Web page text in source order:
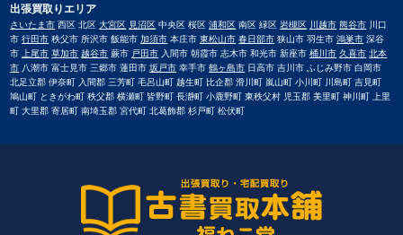
出張買取りエリア
さいたま市 西区 北区大宮区 見沼区 中央区 桜区浦和区 南区 緑区岩槻区 川越市 熊谷市 川口
市行田市 秩父市 所沢市 飯能市加須市 本庄市東松山市 春日部市 狭山市 羽生市鴻巣市 深谷
市上尾市 草加市 越谷市 蕨市 戸田市 入間市 朝霞市 志木市 和光市 新座市桶川市 久喜市 北本
市 八潮市 富士見市 三郷市 蓮田市坂戸市 幸手市鶴ヶ島市 日高市 吉川市 ふじみ野市 白岡市
北足立郡 伊奈町 入間郡 三芳町 毛呂山町 越生町 比企郡 滑川町 嵐山町 小川町 川島町 吉見町
鳩山町 ときがわ町 秩父郡 横瀬町 皆野町 長瀞町 小鹿野町 東秩父村 児玉郡 美里町 神川町 上里
町 大里郡 寄居町 南埼玉郡 宮代町 北葛飾郡 杉戸町 松伏町